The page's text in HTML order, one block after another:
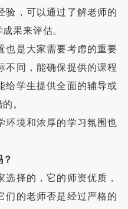
验，可以通过了解老师的
果来评估。
是大家需要考虑的重要
不同，能确保提供的课程
给学生提供全面的辅导或
。
境和浓厚的学习氛围也
择的，它的师资优质，
们的老师否是经过严格的